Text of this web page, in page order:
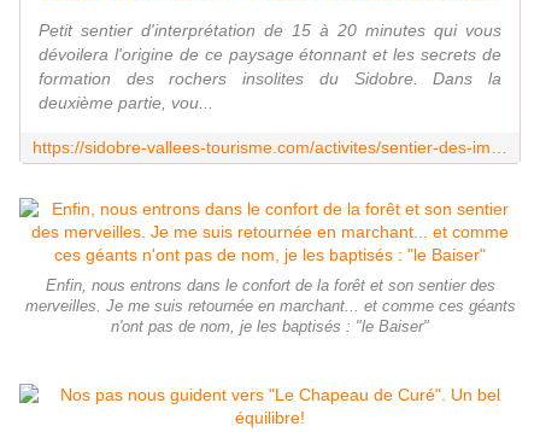
Petit sentier d'interprétation de 15 à 20 minutes qui vous
dévoilera l'origine de ce paysage étonnant et les secrets de
formation des rochers insolites du Sidobre. Dans la
deuxième partie, vou...
Enfin, nous entrons dans le confort de la forêt et son sentier des
merveilles. Je me suis retournée en marchant... et comme ces géants
n'ont pas de nom, je les baptisés : "le Baiser"